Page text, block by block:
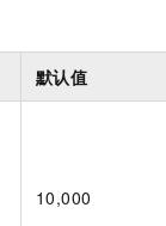
默认值
10,000